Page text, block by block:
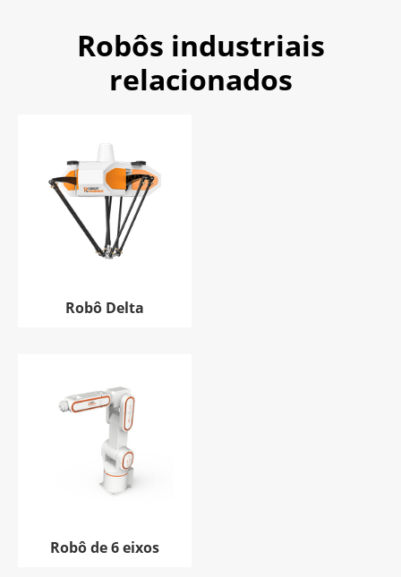
Robôs industriais
relacionados
Robô Delta
Robô de 6 eixos